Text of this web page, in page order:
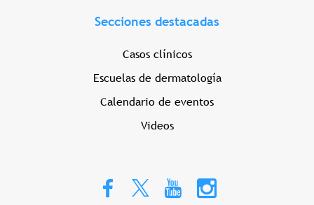
Secciones destacadas
Casos clínicos
Escuelas de dermatología
Calendario de eventos
Videos